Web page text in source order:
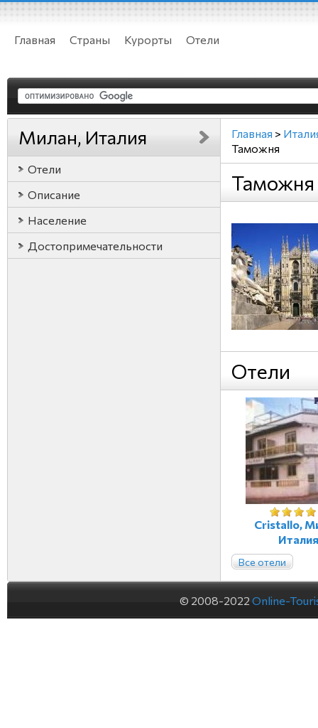
Главная Страны Курорты Отели
Милан, Италия
Отели
Описание
Население
Достопримечательности
Главная >
Таможня
Отели
Cristallo,
Италия
Все отели
© 2008-2022 Online-